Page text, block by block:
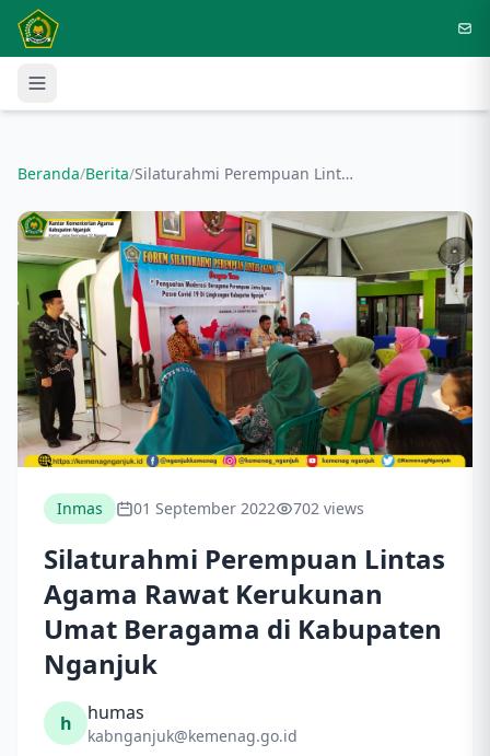
Langsung ke konten utama
Beranda/Berita/ Silaturahmi Perempuan Lintas Agama Rawat Kerukunan Umat Beragama di Kabupaten Nganjuk
Inmas 01 September 2022 702 views
Silaturahmi Perempuan Lintas
Agama Rawat Kerukunan
Umat Beragama di Kabupaten
Nganjuk
h humas
kabnganjuk@kemenag.go.id